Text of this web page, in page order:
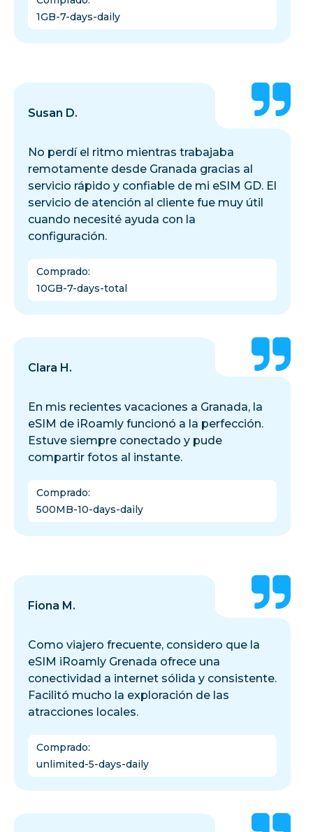
1GB-7-days-daily
Susan D.
No perdí el ritmo mientras trabajaba
remotamente desde Granada gracias al
servicio rápido y confiable de mi eSIM GD. El
servicio de atención al cliente fue muy útil
cuando necesité ayuda con la
configuración.
Comprado:
10GB-7-days-total
Clara H.
En mis recientes vacaciones a Granada, la
eSIM de iRoamly funcionó a la perfección.
Estuve siempre conectado y pude
compartir fotos al instante.
Comprado:
500MB-10-days-daily
Fiona M.
Como viajero frecuente, considero que la
eSIM iRoamly Grenada ofrece una
conectividad a internet sólida y consistente.
Facilitó mucho la exploración de las
atracciones locales.
Comprado:
unlimited-5-days-daily